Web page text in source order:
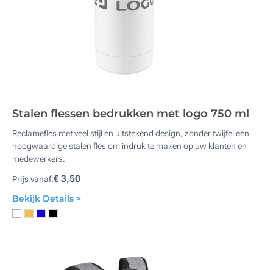
Stalen flessen bedrukken met logo 750 ml
Reclamefles met veel stijl en uitstekend design, zonder twijfel een
hoogwaardige stalen fles om indruk te maken op uw klanten en
medewerkers.
Prijs vanaf:€ 3,50
Bekijk Details >